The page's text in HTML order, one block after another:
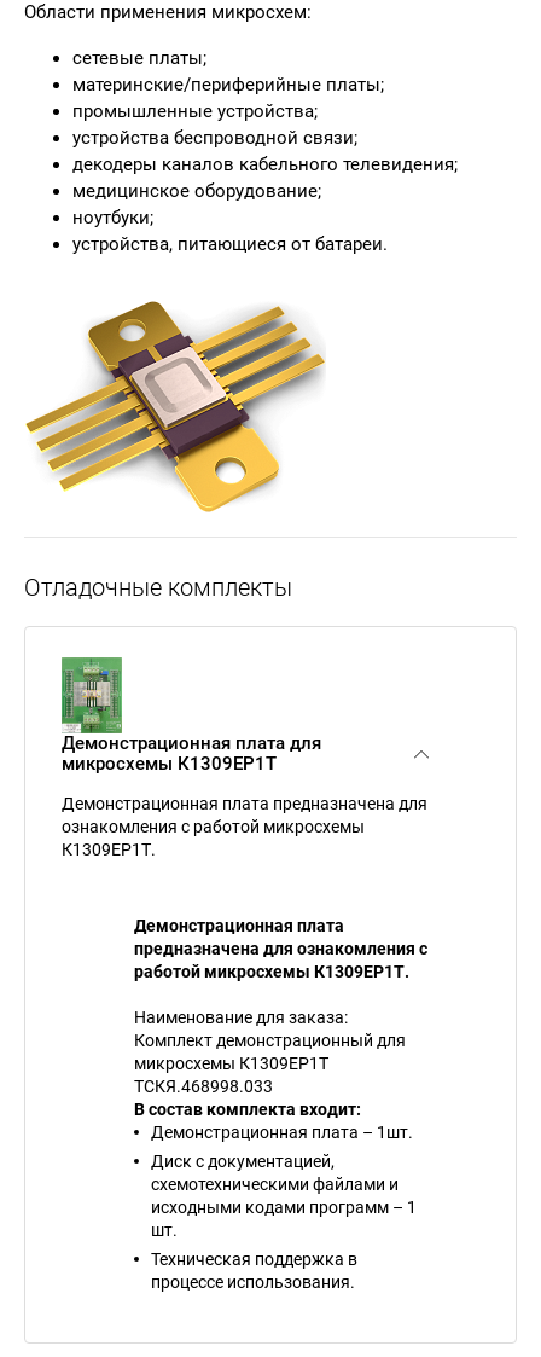
Области применения микросхем:
сетевые платы;
материнские/периферийные платы;
промышленные устройства;
устройства беспроводной связи;
декодеры каналов кабельного телевидения;
медицинское оборудование;
ноутбуки;
устройства, питающиеся от батареи.
Отладочные комплекты
Демонстрационная плата для
микросхемы К1309ЕР1Т
Демонстрационная плата предназначена для
ознакомления с работой микросхемы
К1309ЕР1Т.
Демонстрационная плата
предназначена для ознакомления с
работой микросхемы К1309ЕР1Т.
Наименование для заказа:
Комплект демонстрационный для
микросхемы К1309ЕР1Т
ТСКЯ.468998.033
В состав комплекта входит:
Демонстрационная плата – 1шт.
Диск с документацией,
схемотехническими файлами и
исходными кодами программ – 1
шт.
Техническая поддержка в
процессе использования.